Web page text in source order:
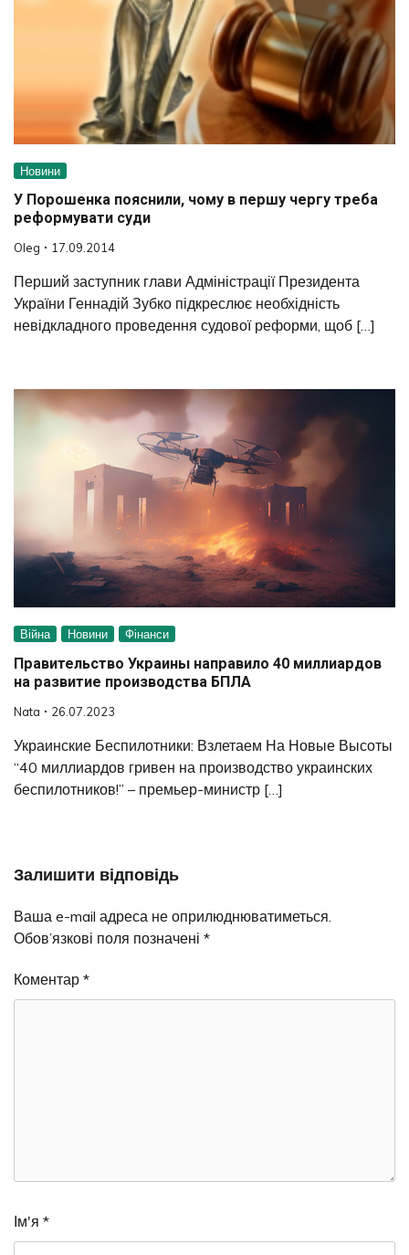
Новини
У Порошенка пояснили, чому в першу чергу треба
реформувати суди
Oleg 17.09.2014
Перший заступник глави Адміністрації Президента
України Геннадій Зубко підкреслює необхідність
невідкладного проведення судової реформи, щоб […]
Війна Новини Фінанси
Правительство Украины направило 40 миллиардов
на развитие производства БПЛА
Nata 26.07.2023
Украинские Беспилотники: Взлетаем На Новые Высоты
“40 миллиардов гривен на производство украинских
беспилотников!” – премьер-министр […]
Залишити відповідь
Ваша e-mail адреса не оприлюднюватиметься.
Обов’язкові поля позначені *
Коментар *
Ім'я *